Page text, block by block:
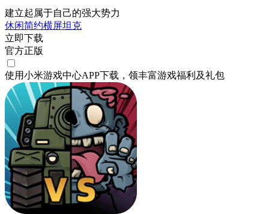
建立起属于自己的强大势力
休闲简约横屏坦克
立即下载
官方正版
使用小米游戏中心APP下载 ，领丰富游戏福利 及礼包